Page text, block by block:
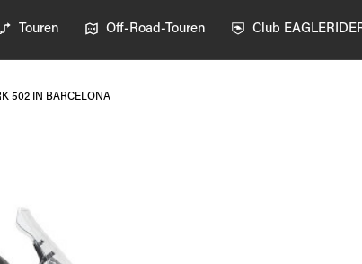
Touren Off-Road-Touren Club
502 IN BARCELONA